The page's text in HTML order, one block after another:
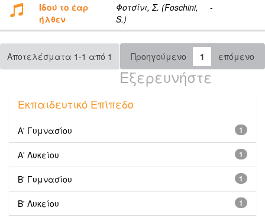
Ιδού το έαρ
ήλθεν
Φοτσίνι, Σ. (Foschini,
S.)
-
Αποτελέσματα 1-1 από 1 Προηγούμενο 1 επόμενο
Εξερευνήστε
Εκπαιδευτικό Επίπεδο
1
Α' Γυμνασίου
1
Α' Λυκείου
1
Β' Γυμνασίου
1
Β' Λυκείου